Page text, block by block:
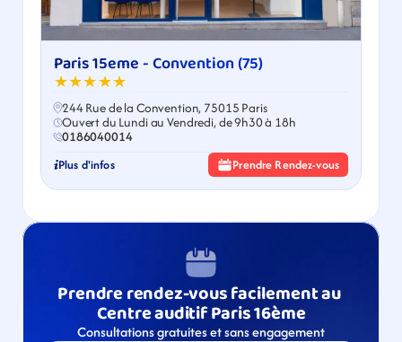
Paris 15eme - Convention (75)
★★★★★
244 Rue de la Convention, 75015 Paris
Ouvert du Lundi au Vendredi, de 9h30 à 18h
0186040014
Plus d'infos Prendre Rendez-vous
Prendre rendez-vous facilement au
Centre auditif Paris 16ème
Consultations gratuites et sans engagement